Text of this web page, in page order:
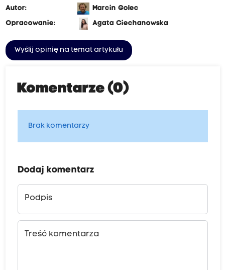
Autor:
Marcin Golec
Opracowanie:
Agata Ciechanowska
Wyślij opinię na temat artykułu
Komentarze (0)
Brak komentarzy
Dodaj komentarz
Podpis
Treść komentarza